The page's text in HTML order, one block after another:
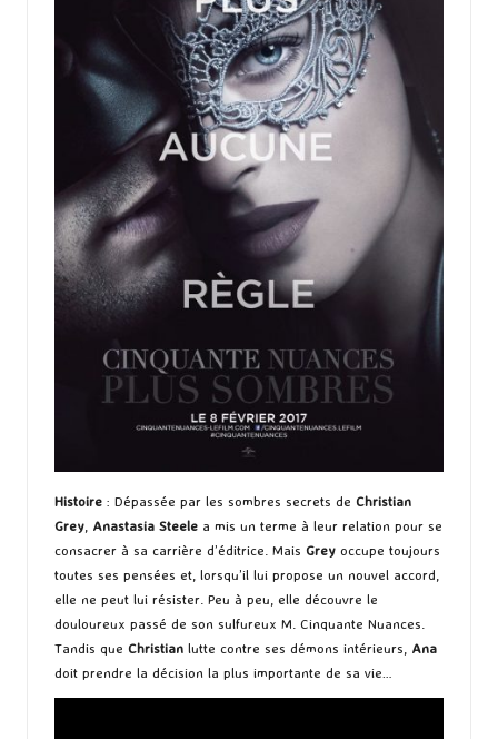
Histoire : Dépassée par les sombres secrets de Christian
Grey Anastasia Steele a mis un terme à leur relation pour se
consacrer à sa carrière d’éditrice. Mais Grey occupe toujours
toutes ses pensées et, lorsqu’il lui propose un nouvel accord,
elle ne peut lui résister. Peu à peu, elle découvre le
douloureux passé de son sulfureux M. Cinquante Nuances.
Tandis que Christian lutte contre ses démons intérieurs, Ana
doit prendre la décision la plus importante de sa vie…